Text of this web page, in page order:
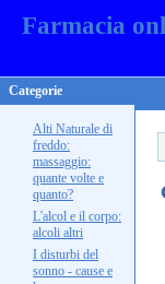
Farmacia
Categorie
Alti Naturale di
freddo:
massaggio:
quante volte e
quanto?
L'alcol e il corpo:
alcoli altri
I disturbi del
sonno - cause e